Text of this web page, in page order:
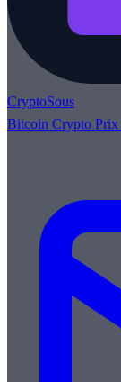
CryptoSous
Bitcoin Crypto Prix